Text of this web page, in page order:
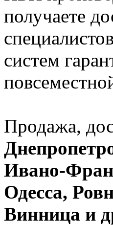
получаете
систем
Продажа,
Ивано-
Одесса,
Винница и